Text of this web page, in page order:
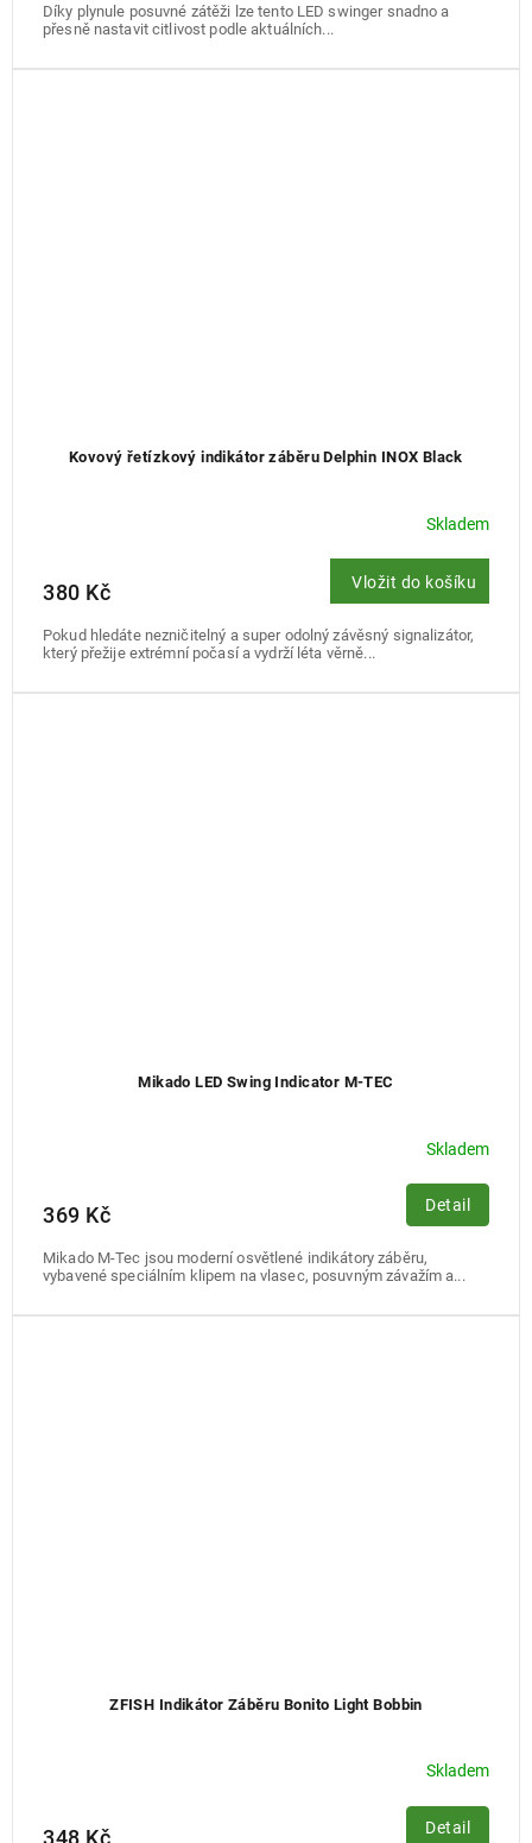
Díky plynule posuvné zátěži lze tento LED swinger snadno a
přesně nastavit citlivost podle aktuálních...
Kovový řetízkový indikátor záběru Delphin INOX Black
Skladem
380 Kč Vložit do košíku
Pokud hledáte nezničitelný a super odolný závěsný signalizátor,
který přežije extrémní počasí a vydrží léta věrně...
Mikado LED Swing Indicator M-TEC
Skladem
369 Kč Detail
Mikado M-Tec jsou moderní osvětlené indikátory záběru,
vybavené speciálním klipem na vlasec, posuvným závažím a...
ZFISH Indikátor Záběru Bonito Light Bobbin
Skladem
348 Kč Detail